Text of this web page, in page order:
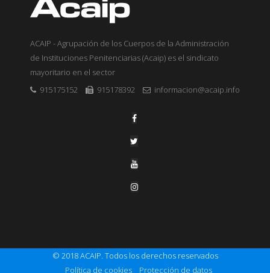
ACAIP - Agrupación de los Cuerpos de la Administración
de Instituciones Penitenciarias (Acaip) es el sindicato
mayoritario en el sector
915175152
915178392 informacion@acaip.info
© 2018 ACAIP. Todos los derechos reservados
Política de cookies
Protección de datos